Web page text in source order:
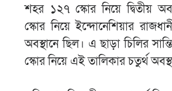
শহর ১২৭ স্কোর নিয়ে দ্বিতীয়
স্কোর নিয়ে ইন্দোনেশিয়ার
অবস্থানে ছিল। এ ছাড়া চিলির
স্কোর নিয়ে এই তালিকার চতুর্থ